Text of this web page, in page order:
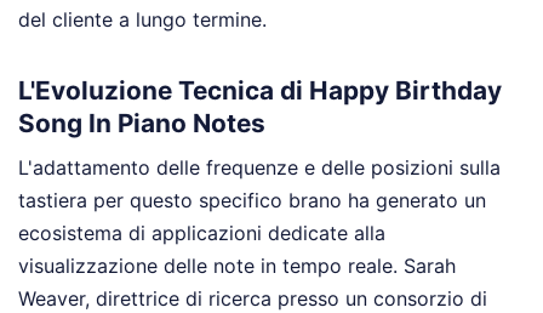
del cliente a lungo termine.
L'Evoluzione Tecnica di Happy Birthday
Song In Piano Notes
L'adattamento delle frequenze e delle posizioni sulla
tastiera per questo specifico brano ha generato un
ecosistema di applicazioni dedicate alla
visualizzazione delle note in tempo reale. Sarah
Weaver, direttrice di ricerca presso un consorzio di